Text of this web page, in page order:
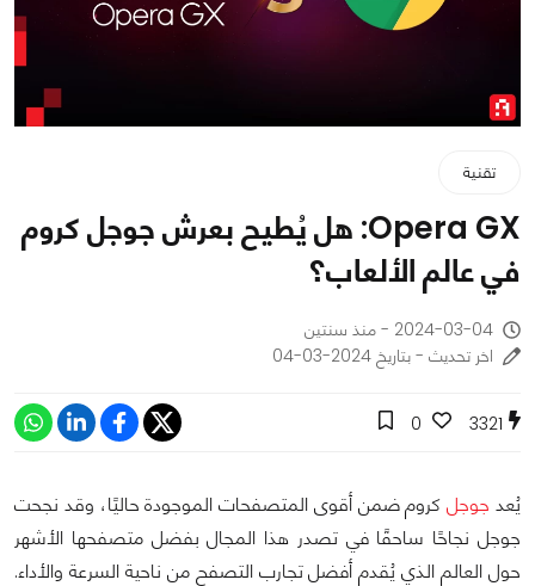
تقنية
Opera GX: هل يُطيح بعرش جوجل كروم
في عالم الألعاب؟
2024-03-04 - منذ سنتين
اخر تحديث - بتاريخ 2024-03-04
3321
0
يُعد جوجل كروم ضمن أقوى المتصفحات الموجودة حاليًا، وقد نجحت
جوجل نجاحًا ساحقًا في تصدر هذا المجال بفضل متصفحها الأشهر
حول العالم الذي يُقدم أفضل تجارب التصفح من ناحية السرعة والأداء.